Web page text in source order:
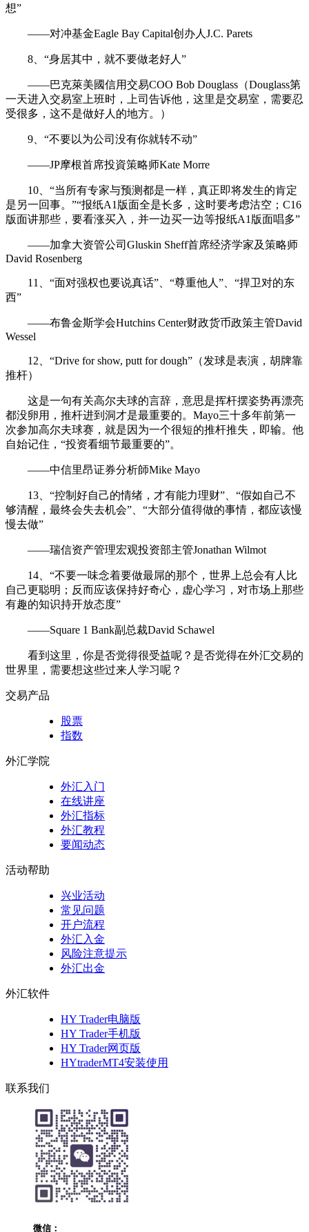
想”
——对冲基金Eagle Bay Capital创办人J.C. Parets
8、“身居其中，就不要做老好人”
——巴克萊美國信用交易COO Bob Douglass（Douglass第
一天进入交易室上班时，上司告诉他，这里是交易室，需要忍
受很多，这不是做好人的地方。）
9、“不要以为公司没有你就转不动”
——JP摩根首席投資策略师Kate Morre
10、“当所有专家与预测都是一样，真正即将发生的肯定
是另一回事。”“报纸A1版面全是长多，这时要考虑沽空；C16
版面讲那些，要看涨买入，并一边买一边等报纸A1版面唱多”
——加拿大资管公司Gluskin Sheff首席经济学家及策略师
David Rosenberg
11、“面对强权也要说真话”、“尊重他人”、“捍卫对的东
西”
——布鲁金斯学会Hutchins Center财政货币政策主管David
Wessel
12、“Drive for show, putt for dough”（发球是表演，胡牌靠
推杆）
这是一句有关高尔夫球的言辞，意思是挥杆摆姿势再漂亮
都没卵用，推杆进到洞才是最重要的。Mayo三十多年前第一
次参加高尔夫球赛，就是因为一个很短的推杆推失，即输。他
自始记住，“投资看细节最重要的”。
——中信里昂证券分析師Mike Mayo
13、“控制好自己的情绪，才有能力理财”、“假如自己不
够清醒，最终会失去机会”、“大部分值得做的事情，都应该慢
慢去做”
——瑞信资产管理宏观投资部主管Jonathan Wilmot
14、“不要一味念着要做最屌的那个，世界上总会有人比
自己更聪明；反而应该保持好奇心，虚心学习，对市场上那些
有趣的知识持开放态度”
——Square 1 Bank副总裁David Schawel
看到这里，你是否觉得很受益呢？是否觉得在外汇交易的
世界里，需要想这些过来人学习呢？
交易产品
股票
指数
外汇学院
外汇入门
在线讲座
外汇指标
外汇教程
要闻动态
活动帮助
兴业活动
常见问题
开户流程
外汇入金
风险注意提示
外汇出金
外汇软件
HY Trader电脑版
HY Trader手机版
HY Trader网页版
HYtraderMT4安装使用
联系我们
微信：